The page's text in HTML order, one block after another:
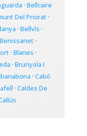
· Bellcaire
Del Priorat·
· Bellvís ·
Benissanet·
· Blanes ·
· Brunyola I
· Cabó
· Caldes De